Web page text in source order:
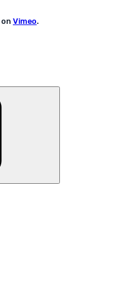
on Vimeo.